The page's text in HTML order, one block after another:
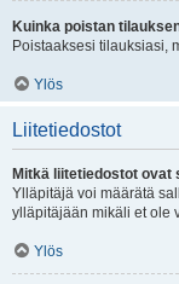
Kuinka poistan
Poistaaksesi tilauksiasi,
Ylös
Liitetiedostot
Mitkä liitetiedostot ovat
Ylläpitäjä voi määrätä
ylläpitäjään mikäli et ole
Ylös